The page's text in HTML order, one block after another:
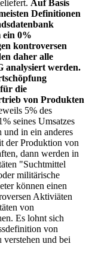
Auf Basis
Definitionen
ein 0%
kontroversen
daher alle
analysiert werden.
die
von Produkten
5% des
seines Umsatzes
in ein anderes
der Produktion von
dann werden in
"Suchtmittel
militärische
können einen
Aktiviäten
von
Es lohnt sich
von
und bei